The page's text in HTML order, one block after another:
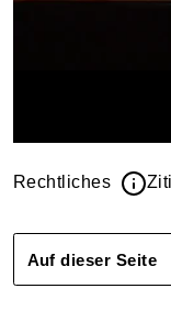
Rechtliches
Auf dieser Seite